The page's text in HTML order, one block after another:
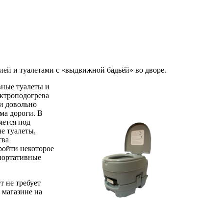
и туалетами с «выдвижной бадьёй» во дворе.
туалеты и
довольно
дороги. В
под
туалеты,
некоторое
не требует
на